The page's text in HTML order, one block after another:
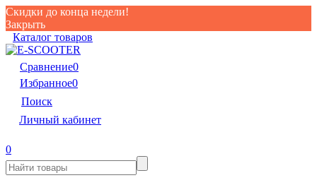
Скидки до конца недели!
Закрыть
Каталог товаров
Сравнение0
Избранное0
Поиск
Личный кабинет
0